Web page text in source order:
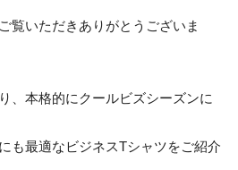
覧いただきありがとうございま
、本格的にクールビズシーズンに
も最適なビジネスTシャツをご紹介